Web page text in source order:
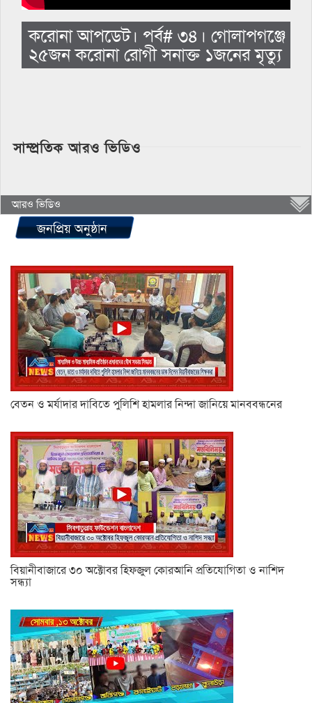
করোনা আপডেট। পর্ব# ৩৪। গোলাপগঞ্জে
২৫জন করোনা রোগী সনাক্ত ১জনের মৃত্যু
সাম্প্রতিক আরও ভিডিও
আরও ভিডিও
জনপ্রিয় অনুষ্ঠান
বেতন ও মর্যাদার দাবিতে পুলিশি হামলার নিন্দা জানিয়ে মানববন্ধনের
বিয়ানীবাজারে ৩০ অক্টোবর হিফজুল কোরআনি প্রতিযোগিতা ও নাশিদ
সন্ধ্যা